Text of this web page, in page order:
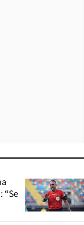
“Se